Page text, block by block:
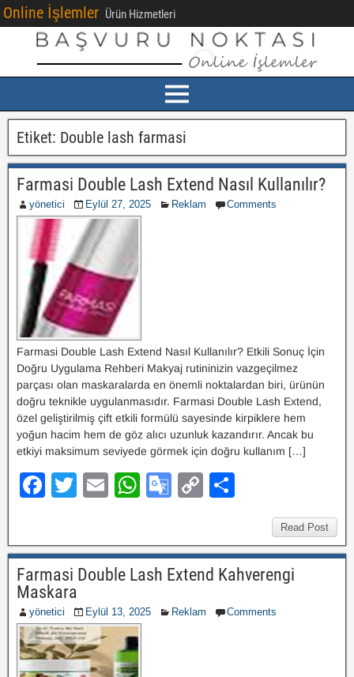
Online İşlemler Ürün Hizmetleri
Etiket: Double lash farmasi
Farmasi Double Lash Extend Nasıl Kullanılır?
yönetici Eylül 27, 2025 Reklam Comments
Farmasi Double Lash Extend Nasıl Kullanılır? Etkili Sonuç İçin
Doğru Uygulama Rehberi Makyaj rutininizin vazgeçilmez
parçası olan maskaralarda en önemli noktalardan biri, ürünün
doğru teknikle uygulanmasıdır. Farmasi Double Lash Extend,
özel geliştirilmiş çift etkili formülü sayesinde kirpiklere hem
yoğun hacim hem de göz alıcı uzunluk kazandırır. Ancak bu
etkiyi maksimum seviyede görmek için doğru kullanım […]
F
e
b
o
o
k
T
er
E
W
s
A
p
G
gl
e
Tr
C
y
Li
n
e
Read Post
Farmasi Double Lash Extend Kahverengi
Maskara
yönetici Eylül 13, 2025 Reklam Comments